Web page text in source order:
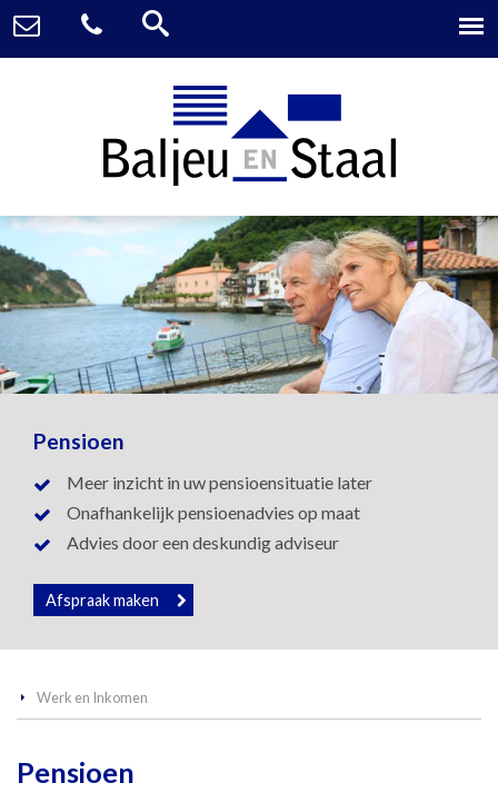
Pensioen
Meer inzicht in uw pensioensituatie later
Onafhankelijk pensioenadvies op maat
Advies door een deskundig adviseur
Afspraak maken
Werk en Inkomen
Pensioen